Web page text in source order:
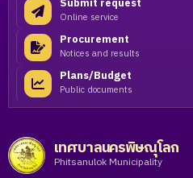
Online service
Procurement
Notices and results
Plans/Budget
Public documents
เทศบาลนครพิษณุโลก
Phitsanulok Municipality